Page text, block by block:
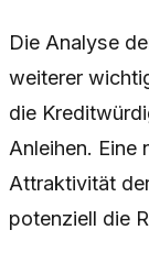
Die Analyse
weiterer
die
Anleihen. Eine
Attraktivität
potenziell die